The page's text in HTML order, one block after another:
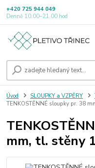
+420 725 944 049
Denně 10.00–21.00 hod
Úvod SLOUPKY a VZPĚRY
TENKOSTĚNNÉ sloupky pr. 38
mm, tl. stěny